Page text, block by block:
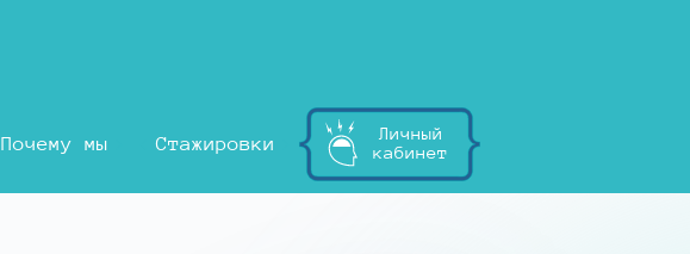
Почему мы Стажировки
Личный
кабинет